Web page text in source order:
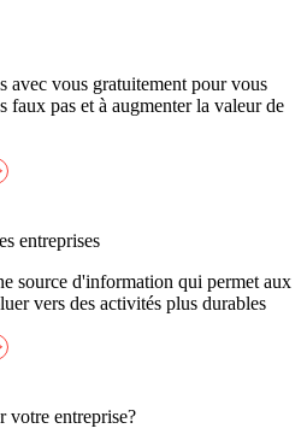
avec vous gratuitement pour vous
faux pas et à augmenter la valeur de
entreprises
source d'information qui permet aux
vers des activités plus durables
votre entreprise?